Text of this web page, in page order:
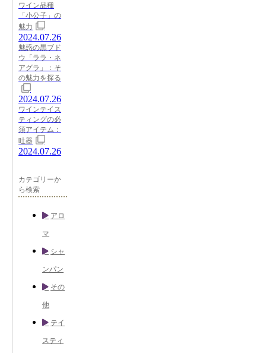
ワイン品種
「小公子」の
魅力
2024.07.26
魅惑の黒ブド
ウ「ララ・ネ
アグラ」：そ
の魅力を探る
2024.07.26
ワインテイス
ティングの必
須アイテム：
吐器
2024.07.26
カテゴリーか
ら検索
アロ
マ
シャ
ンパン
その
他
テイ
スティ